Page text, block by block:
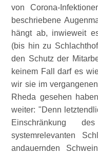
von Corona-
beschriebene
hängt ab, inwieweit
(bis hin zu
den Schutz der
keinem Fall darf es
wir sie im
Rheda gesehen
weiter:
Denn
Einschränkung
systemrelevanten
andauernden